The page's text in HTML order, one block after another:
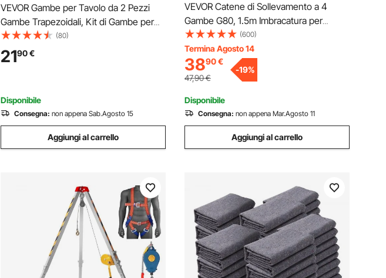
VEVOR Gambe per Tavolo da 2 Pezzi
Gambe Trapezoidali, Kit di Gambe per
Tavolino Lunghezza 406,4mm Acciaio
Capacità Carico max. 181kg, Set di
Gambe 2 Pezzi Regolabili per Mobili
(80)
2190€
Disponibile
Consegna: non appena Sab.Agosto 15
Aggiungi al carrello
VEVOR Catene di Sollevamento a 4
Gambe G80, 1.5m Imbracatura per
Catena di Sollevamento in Acciaio (1.5m
con Capacità di Carico 5 T) per
Macchinari, Fabbriche, Magazzini
(600)
Termina Agosto 14
3890€
47,90€
-19%
Disponibile
Consegna: non appena Mar.Agosto 11
Aggiungi al carrello